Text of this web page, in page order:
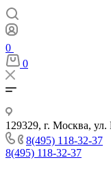
0
0
129329, г. Москва, ул.
8(495) 118-32-37
8(495) 118-32-37